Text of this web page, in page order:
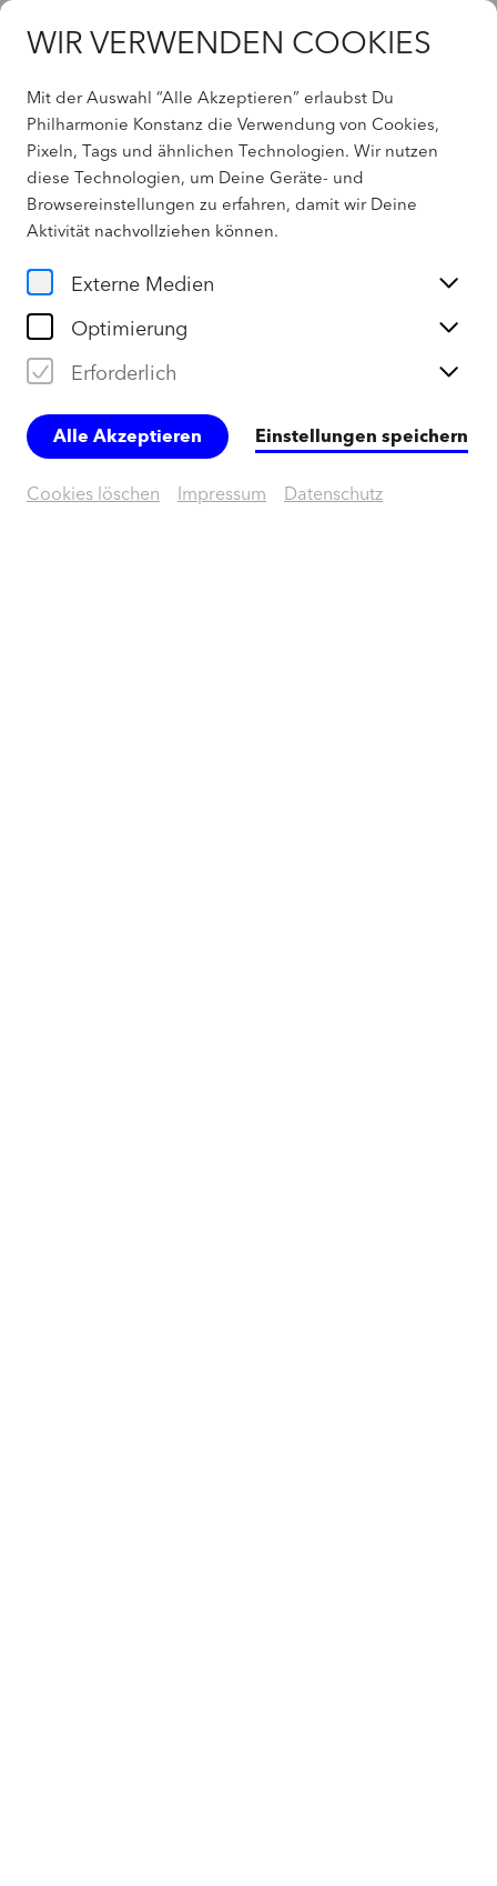
WIR VERWENDEN COOKIES
Mit der Auswahl “Alle Akzeptieren” erlaubst Du
Philharmonie Konstanz die Verwendung von Cookies,
Pixeln, Tags und ähnlichen Technologien. Wir nutzen
diese Technologien, um Deine Geräte- und
Browsereinstellungen zu erfahren, damit wir Deine
Aktivität nachvollziehen können.
Externe Medien
Optimierung
Erforderlich
Alle Akzeptieren Einstellungen speichern
Cookies löschen Impressum Datenschutz
404 - Not found
Home